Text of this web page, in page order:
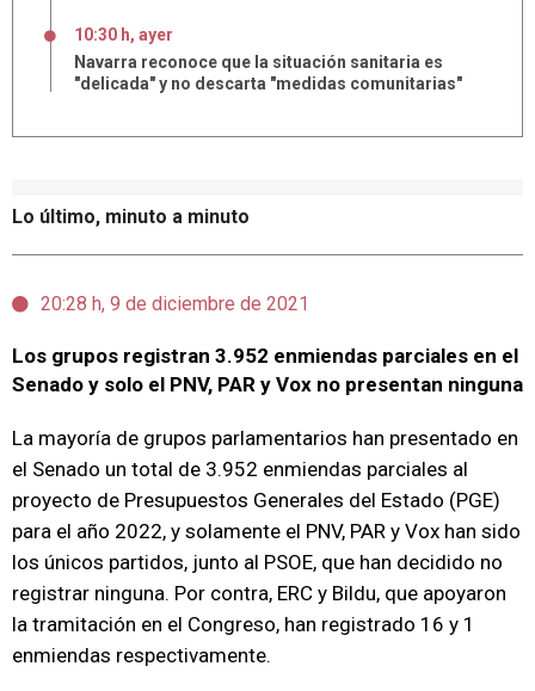
Lo último, minuto a minuto
20:28 h, 9 de diciembre de 2021
Los grupos registran 3.952 enmiendas parciales en el
Senado y solo el PNV, PAR y Vox no presentan ninguna
La mayoría de grupos parlamentarios han presentado en
el Senado un total de 3.952 enmiendas parciales al
proyecto de Presupuestos Generales del Estado (PGE)
para el año 2022, y solamente el PNV, PAR y Vox han sido
los únicos partidos, junto al PSOE, que han decidido no
registrar ninguna. Por contra, ERC y Bildu, que apoyaron
la tramitación en el Congreso, han registrado 16 y 1
enmiendas respectivamente.
10:30 h, ayer
Navarra reconoce que la situación sanitaria es
"delicada" y no descarta "medidas comunitarias"